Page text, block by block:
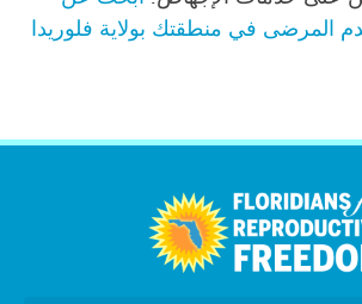
المرضى في منطقتك بولاية فلوريدا